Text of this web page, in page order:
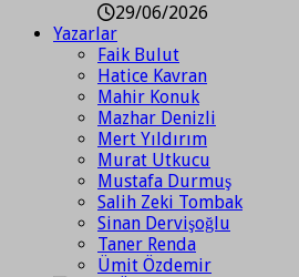
29/06/2026
Yazarlar
Faik Bulut
Hatice Kavran
Mahir Konuk
Mazhar Denizli
Mert Yıldırım
Murat Utkucu
Mustafa Durmuş
Salih Zeki Tombak
Sinan Dervişoğlu
Taner Renda
Ümit Özdemir